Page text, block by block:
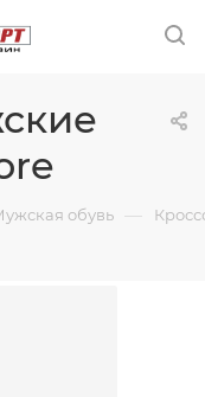
обувь —